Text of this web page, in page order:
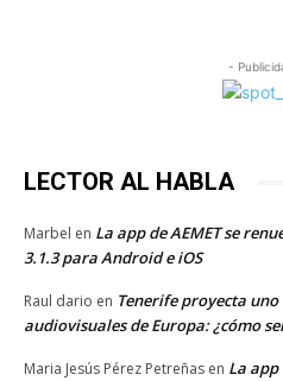
-
LECTOR AL HABLA
Marbel en La app de AEMET se
3.1.3 para Android e iOS
Raul dario en Tenerife proyecta
audiovisuales de Europa: ¿cómo
Maria Jesús Pérez Petreñas en La app